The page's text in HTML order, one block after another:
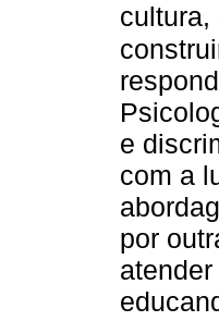
cultura,
e
com a
por